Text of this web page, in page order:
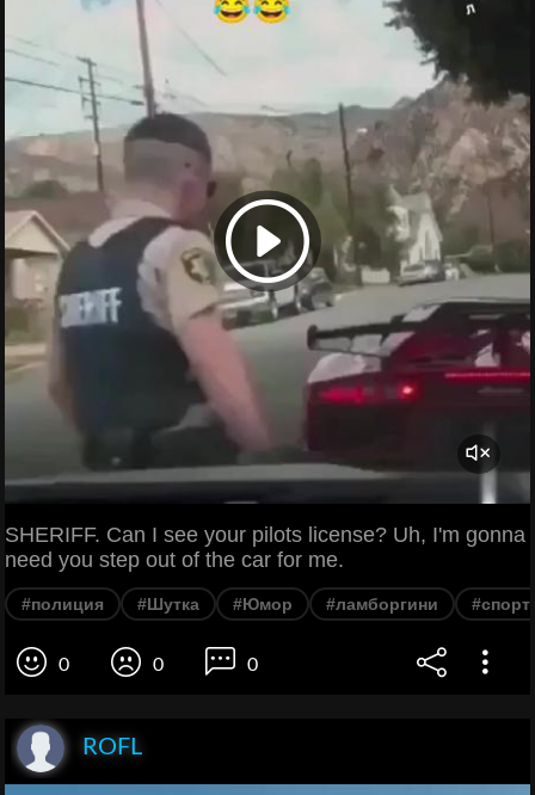
SHERIFF. Can I see your pilots license? Uh, I'm gonna
need you step out of the car for me.
#полиция #Шутка #Юмор #ламборгини
0 0 0
ROFL